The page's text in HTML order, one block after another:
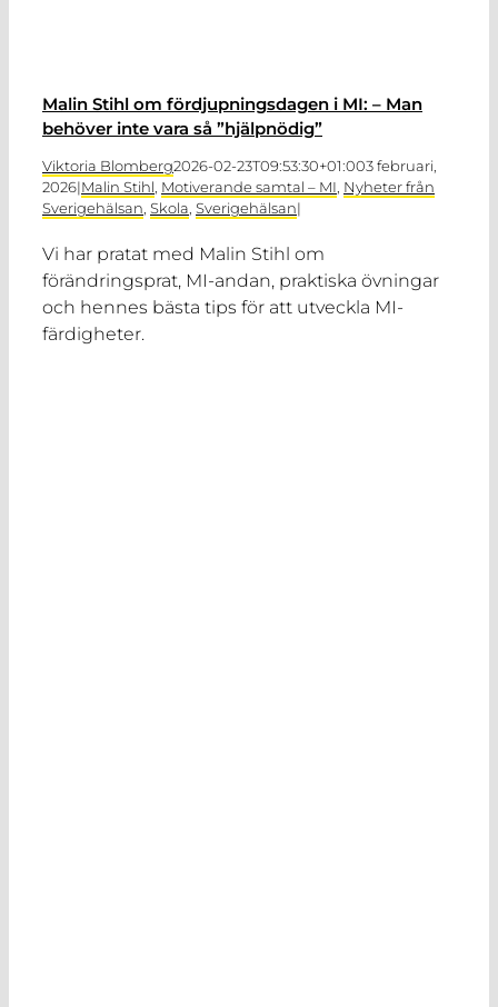
Malin Stihl om fördjupningsdagen i MI: – Man
behöver inte vara så ”hjälpnödig”
Viktoria Blomberg2026-02-23T09:53:30+01:003 februari,
2026|Malin Stihl, Motiverande samtal – MI, Nyheter från
Sverigehälsan, Skola, Sverigehälsan|
Vi har pratat med Malin Stihl om
förändringsprat, MI-andan, praktiska övningar
och hennes bästa tips för att utveckla MI-
färdigheter.